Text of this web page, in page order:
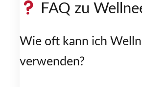
FAQ zu
Wie oft kann ich
verwenden?